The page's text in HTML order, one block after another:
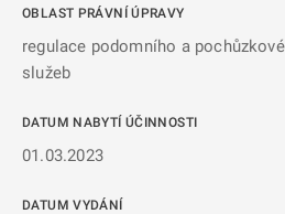
OBLAST PRÁVNÍ ÚPRAVY
regulace podomního a
služeb
DATUM NABYTÍ ÚČINNOSTI
01.03.2023
DATUM VYDÁNÍ